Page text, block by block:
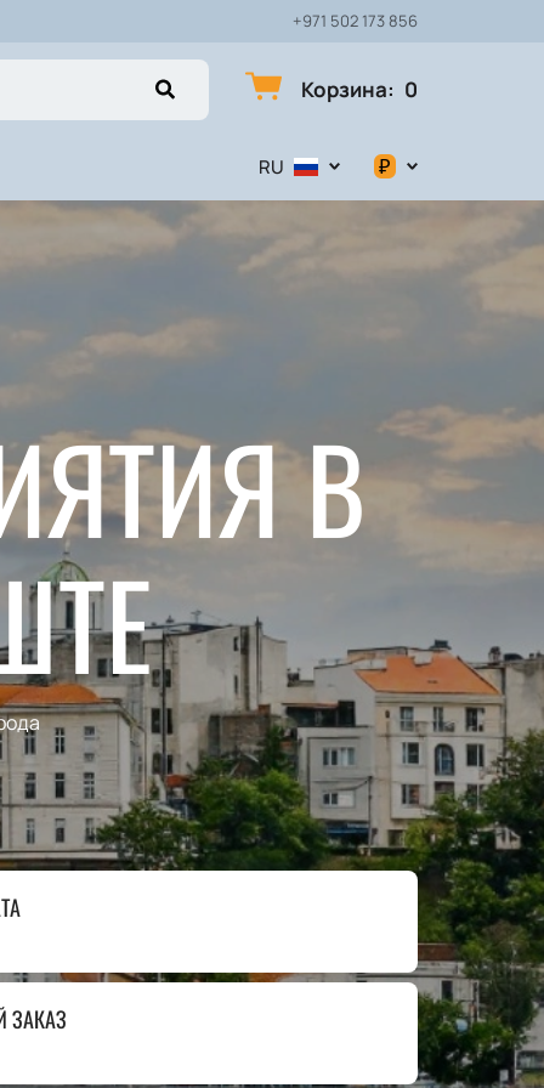
+971 502 173 856
Корзина: 0
RU ₽
$
В
ЗАКАЗ